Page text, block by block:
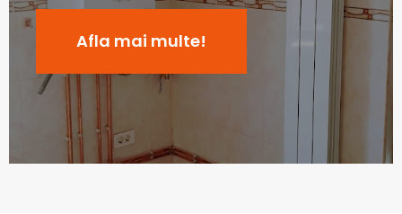
Afla mai multe!